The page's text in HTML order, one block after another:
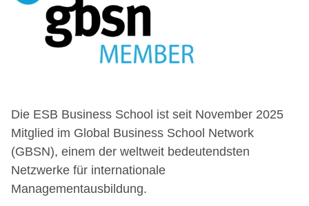
Die ESB Business School ist seit November 2025
Mitglied im Global Business School Network
(GBSN), einem der weltweit bedeutendsten
Netzwerke für internationale
Managementausbildung.